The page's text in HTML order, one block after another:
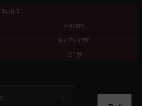
黒い砂漠
MMORPG
基本プレイ無料
全年齢